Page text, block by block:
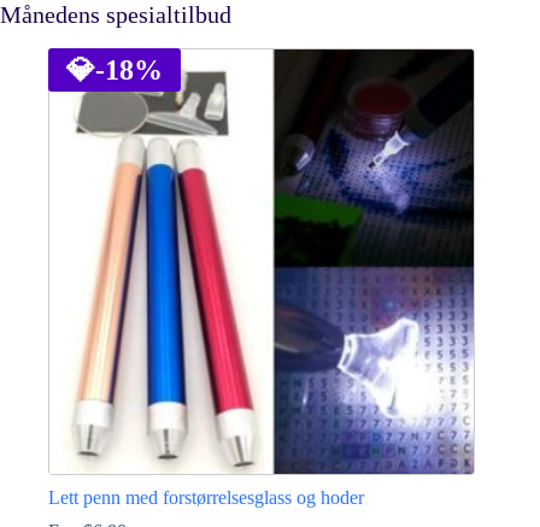
Månedens spesialtilbud
💎-18%
Lett penn med forstørrelsesglass og hoder